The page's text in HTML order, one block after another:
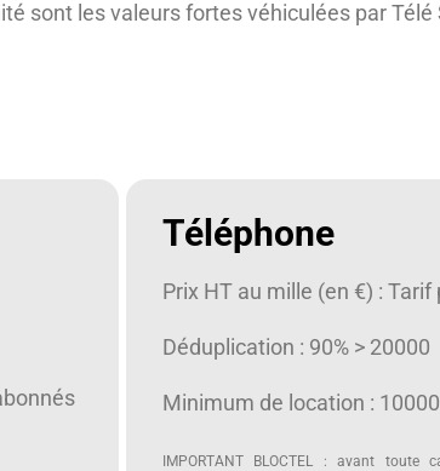
sont les valeurs fortes véhiculées par
Téléphone
Prix HT au mille (en €) : Tarif
Déduplication : 90% > 20000
Minimum de location : 10000
IMPORTANT BLOCTEL : avant toute